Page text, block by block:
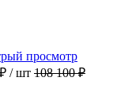
просмотр
/ шт 108 100 ₽